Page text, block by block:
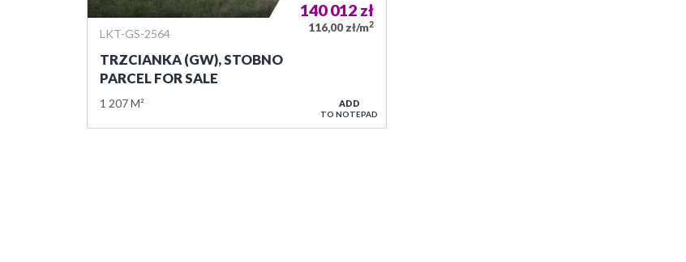
LKT-GS-2564
TRZCIANKA (GW), STOBNO
PARCEL FOR SALE
1 207 M²
140 012 zł
116,00 zł/m2
ADD
TO NOTEPAD